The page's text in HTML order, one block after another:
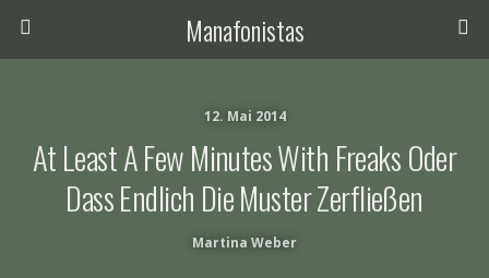
Manafonistas
12. Mai 2014
At Least A Few Minutes With Freaks Oder
Dass Endlich Die Muster Zerfließen
Martina Weber